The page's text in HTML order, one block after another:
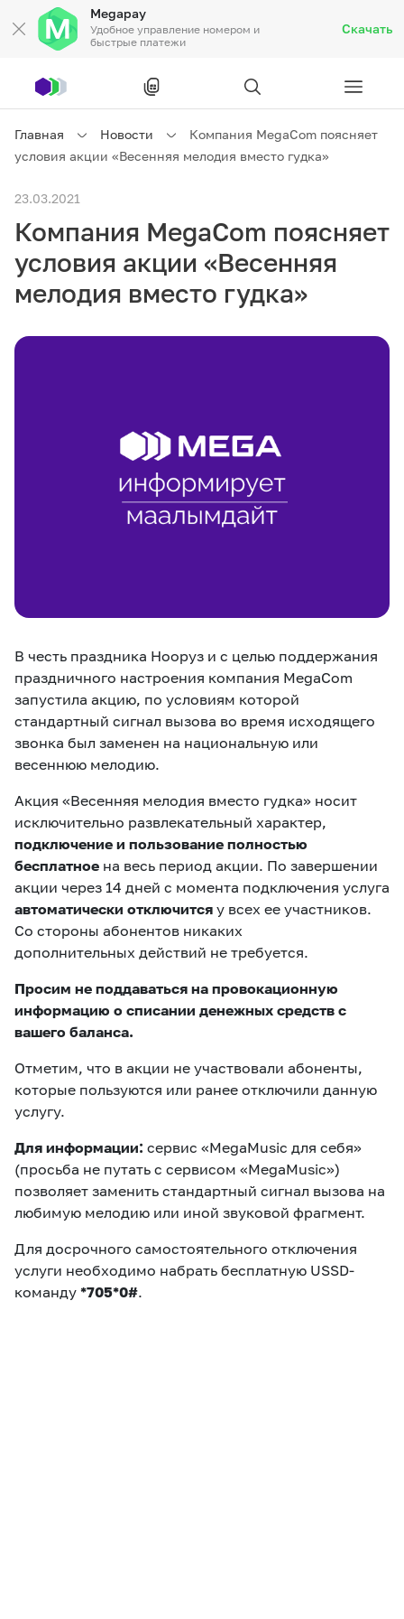
Megapay
Удобное управление номером и
быстрые платежи
Скачать
Частным клиентам
Бизнесу
Связь
Звонки и SMS Подбор номера Доставка SIM
Карта офисов и
покрытие
MegaTV
Главная Новости
Компания MegaCom поясняет
условия акции «Весенняя мелодия вместо гудка»
23.03.2021
Компания MegaCom поясняет
условия акции «Весенняя
мелодия вместо гудка»
В честь праздника Нооруз и с целью поддержания
праздничного настроения компания MegaCom
запустила акцию, по условиям которой
стандартный сигнал вызова во время исходящего
звонка был заменен на национальную или
весеннюю мелодию.
Акция «Весенняя мелодия вместо гудка» носит
исключительно развлекательный характер,
подключение и пользование полностью
бесплатное на весь период акции. По завершении
акции через 14 дней с момента подключения услуга
автоматически отключится у всех ее участников.
Со стороны абонентов никаких
дополнительных действий не требуется.
Просим не поддаваться на провокационную
информацию о списании денежных средств с
вашего баланса.
Отметим, что в акции не участвовали абоненты,
которые пользуются или ранее отключили данную
услугу.
Для информации: сервис «MegaMusic для себя»
(просьба не путать с сервисом «MegaMusic»)
позволяет заменить стандартный сигнал вызова на
любимую мелодию или иной звуковой фрагмент.
Для досрочного самостоятельного отключения
услуги необходимо набрать бесплатную USSD-
команду *705*0#.